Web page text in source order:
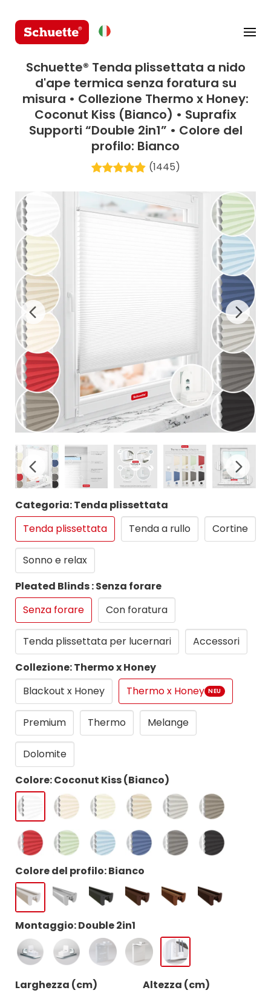
Schuette® Tenda plissettata a nido
d'ape termica senza foratura su
misura • Collezione Thermo x Honey:
Coconut Kiss (Bianco) • Suprafix
Supporti “Double 2in1” • Colore del
profilo: Bianco
(1445)
Categoria: Tenda plissettata
Tenda plissettata
Tenda a rullo Cortine
Sonno e relax
Pleated Blinds : Senza forare
Senza forare
Con foratura
Tenda plissettata per lucernari
Accessori
Collezione: Thermo x Honey
Blackout x Honey
Thermo x Honey NEU
Premium Thermo Melange
Dolomite
Colore: Coconut Kiss (Bianco)
Colore del profilo: Bianco
Montaggio: Double 2in1
Larghezza (cm)
Altezza (cm)